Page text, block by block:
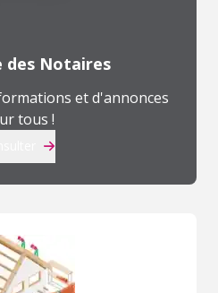
des Notaires
et d'annonces
tous !